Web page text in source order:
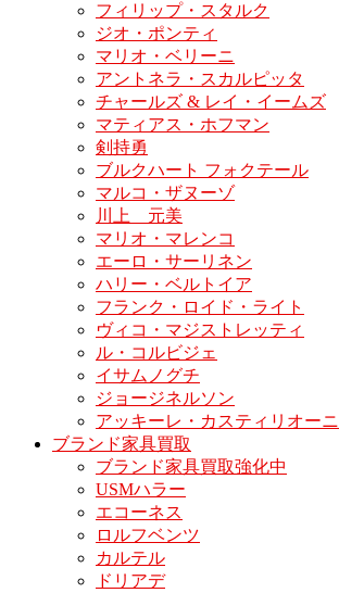
フィリップ・スタルク
ジオ・ポンティ
マリオ・ベリーニ
アントネラ・スカルピッタ
チャールズ & レイ・イームズ
マティアス・ホフマン
剣持勇
ブルクハート フォクテール
マルコ・ザヌーゾ
川上 元美
マリオ・マレンコ
エーロ・サーリネン
ハリー・ベルトイア
フランク・ロイド・ライト
ヴィコ・マジストレッティ
ル・コルビジェ
イサムノグチ
ジョージネルソン
アッキーレ・カスティリオーニ
ブランド家具買取
ブランド家具買取強化中
USMハラー
エコーネス
ロルフベンツ
カルテル
ドリアデ